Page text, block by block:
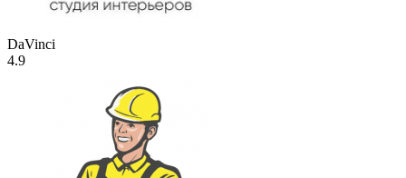
DaVinci
4.9